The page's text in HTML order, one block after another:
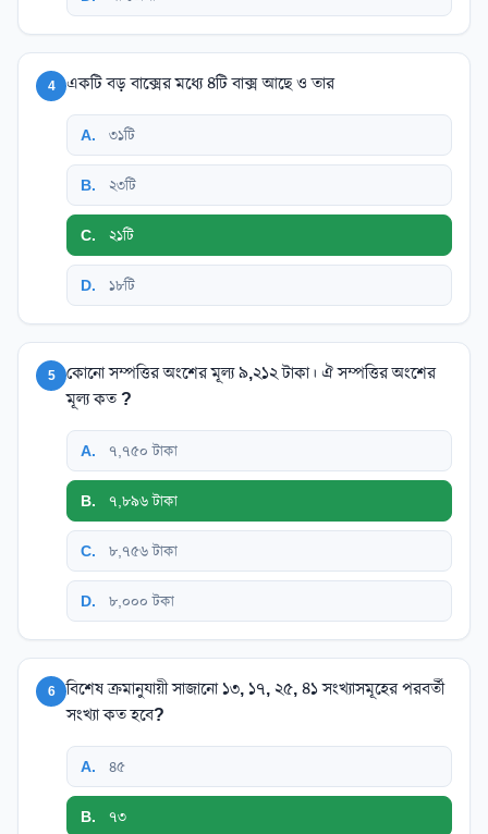
4 একটি বড় বাক্সের মধ্যে ৪টি বাক্স আছে ও তার
A. ৩১টি
B. ২৩টি
C. ২১টি
D. ১৮টি
5
কোনো সম্পত্তির অংশের মূল্য ৯,২১২ টাকা। ঐ সম্পত্তির অংশের
মূল্য কত ?
A. ৭,৭৫০ টাকা
B. ৭,৮৯৬ টাকা
C. ৮,৭৫৬ টাকা
D. ৮,০০০ টকা
6
বিশেষ ক্রমানুযায়ী সাজানো ১৩, ১৭, ২৫, ৪১ সংখ্যাসমূহের পরবর্তী
সংখ্যা কত হবে?
A. ৪৫
B. ৭৩